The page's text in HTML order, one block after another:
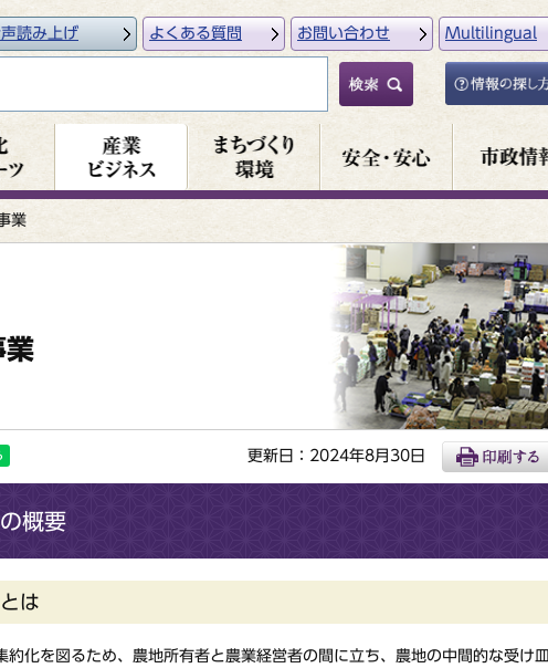
読み上げ よくある質問 お問い合わせ Multilingual
業
業
更新日：2024年8月30日
概要
は
化を図るため、農地所有者と農業経営者の間に立ち、農地の中間的な受け皿